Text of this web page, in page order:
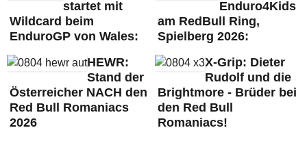
startet mit
Wildcard beim
EnduroGP von Wales:
Enduro4Kids
am RedBull Ring,
Spielberg 2026:
HEWR:
Stand der
Österreicher NACH den
Red Bull Romaniacs
2026
X-Grip: Dieter
Rudolf und die
Brightmore - Brüder bei
den Red Bull
Romaniacs!